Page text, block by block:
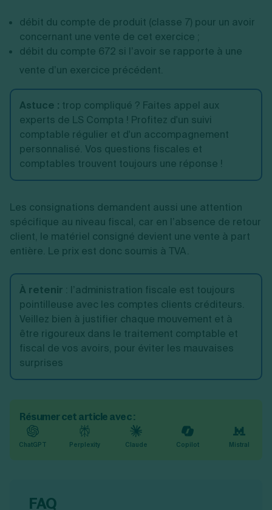
débit du compte de produit (classe 7) pour un avoir
concernant une vente de cet exercice ;
débit du compte 672 si l’avoir se rapporte à une
vente d’un exercice précédent.
Astuce : trop compliqué ? Faites appel aux
experts de LS Compta ! Profitez d'un suivi
comptable régulier et d'un accompagnement
personnalisé. Vos questions fiscales et
comptables trouvent toujours une réponse !
Les consignations demandent aussi une attention
spécifique au niveau fiscal, car en l’absence de retour
client, le matériel consigné devient une vente à part
entière. Le prix est donc soumis à TVA.
À retenir : l’administration fiscale est toujours
pointilleuse avec les comptes clients créditeurs.
Veillez bien à justifier chaque mouvement et à
être rigoureux dans le traitement comptable et
fiscal de vos avoirs, pour éviter les mauvaises
surprises
Résumer cet article avec :
ChatGPT Perplexity Claude Copilot Mistral
FAQ